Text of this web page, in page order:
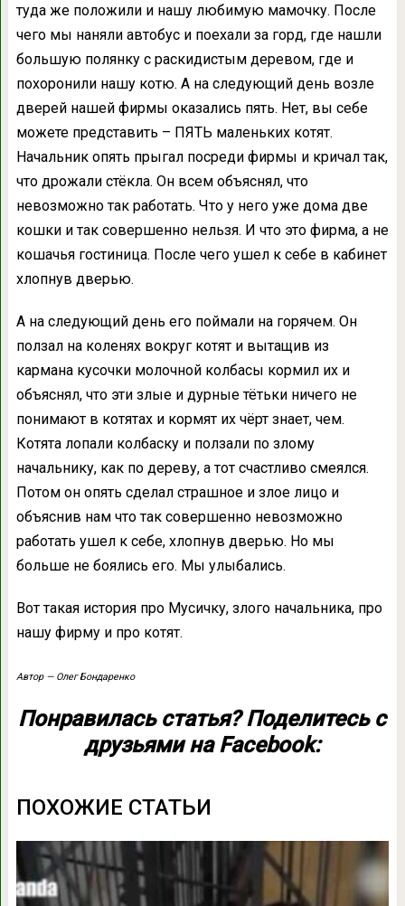
туда же положили и нашу любимую мамочку. После
чего мы наняли автобус и поехали за горд, где нашли
большую полянку с раскидистым деревом, где и
похоронили нашу котю. А на следующий день возле
дверей нашей фирмы оказались пять. Нет, вы себе
можете представить – ПЯТЬ маленьких котят.
Начальник опять прыгал посреди фирмы и кричал так,
что дрожали стёкла. Он всем объяснял, что
невозможно так работать. Что у него уже дома две
кошки и так совершенно нельзя. И что это фирма, а не
кошачья гостиница. После чего ушел к себе в кабинет
хлопнув дверью.
А на следующий день его поймали на горячем. Он
ползал на коленях вокруг котят и вытащив из
кармана кусочки молочной колбасы кормил их и
объяснял, что эти злые и дурные тётьки ничего не
понимают в котятах и кормят их чёрт знает, чем.
Котята лопали колбаску и ползали по злому
начальнику, как по дереву, а тот счастливо смеялся.
Потом он опять сделал страшное и злое лицо и
объяснив нам что так совершенно невозможно
работать ушел к себе, хлопнув дверью. Но мы
больше не боялись его. Мы улыбались.
Вот такая история про Мусичку, злого начальника, про
нашу фирму и про котят.
Автор — Олег Бондаренко
Понравилась статья? Поделитесь с
друзьями на Facebook:
ПОХОЖИЕ СТАТЬИ